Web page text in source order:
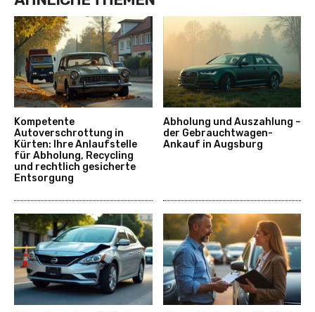
Kompetente
Autoverschrottung in
Kürten: Ihre Anlaufstelle
für Abholung, Recycling
und rechtlich gesicherte
Entsorgung
Abholung und Auszahlung –
der Gebrauchtwagen-
Ankauf in Augsburg